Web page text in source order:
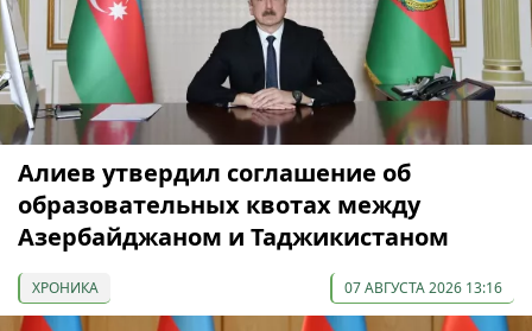
Алиев утвердил соглашение об
образовательных квотах между
Азербайджаном и Таджикистаном
ХРОНИКА 07 АВГУСТА 2026 13:16